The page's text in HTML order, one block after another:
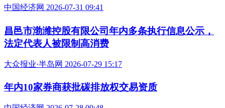
中国经济网 2026-07-31 09:41
昌邑市渤潍控股有限公司年内多条执行信息公示，
法定代表人被限制高消费
大众报业·半岛网 2026-07-29 15:17
年内10家券商获批碳排放权交易资质